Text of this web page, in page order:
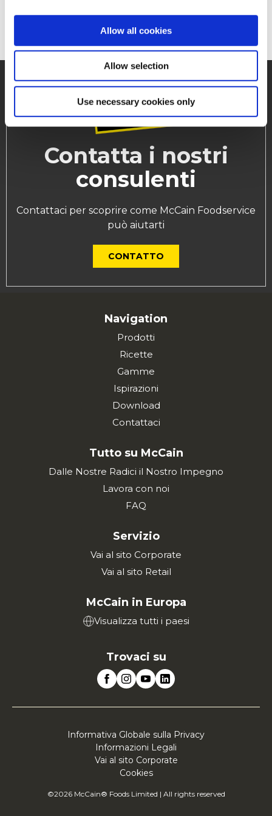
Allow all cookies
Allow selection
Use necessary cookies only
Contatta i nostri
consulenti
Contattaci per scoprire come McCain Foodservice
può aiutarti
CONTATTO
Navigation
Prodotti
Ricette
Gamme
Ispirazioni
Download
Contattaci
Tutto su McCain
Dalle Nostre Radici il Nostro Impegno
Lavora con noi
FAQ
Servizio
Vai al sito Corporate
Vai al sito Retail
McCain in Europa
Visualizza tutti i paesi
Trovaci su
Informativa Globale sulla Privacy
Informazioni Legali
Vai al sito Corporate
Cookies
©2026 McCain® Foods Limited | All rights reserved